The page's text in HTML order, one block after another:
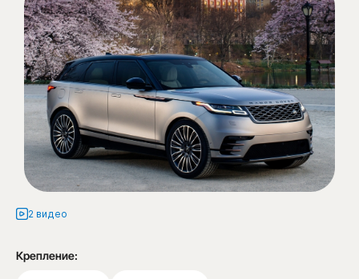
2 видео
Крепление: